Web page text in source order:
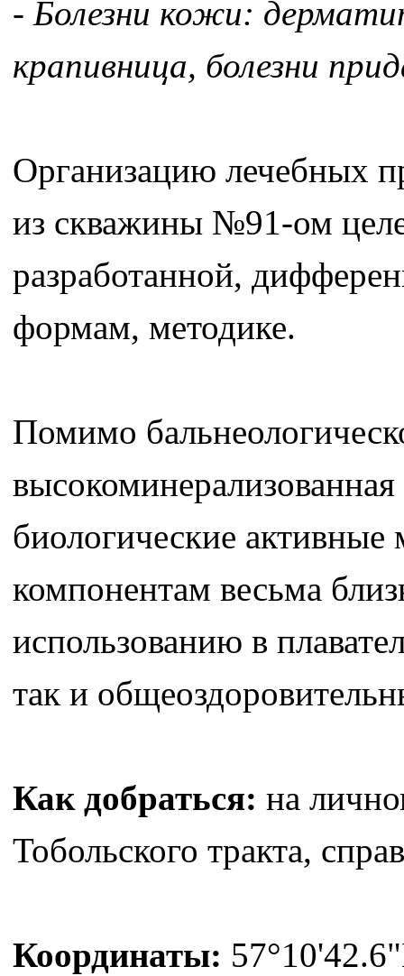
- Болезни кожи:
крапивница, болезни
Организацию лечебных
из скважины №91-ом
разработанной,
формам, методике.
Помимо
биологические
компонентам весьма
использованию в
так и
Как добраться: на
Тобольского тракта,
Координаты: